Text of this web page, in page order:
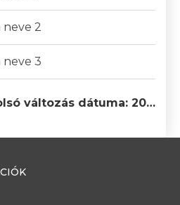
2
3
változás dátuma: 20…